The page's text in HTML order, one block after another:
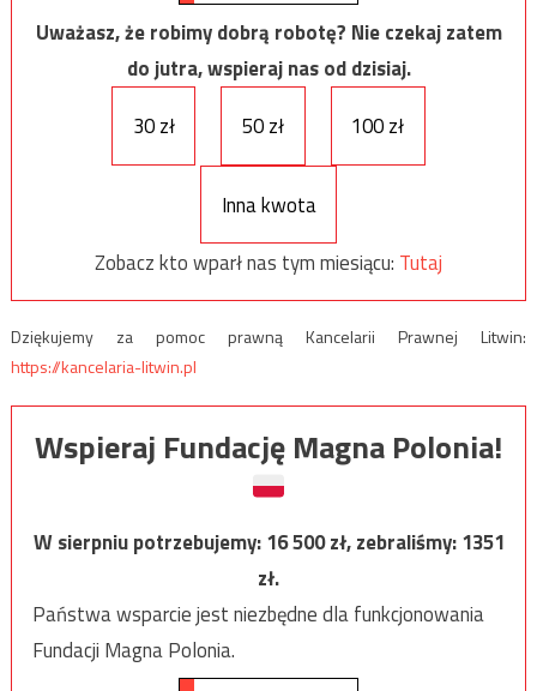
Uważasz, że robimy dobrą robotę? Nie czekaj zatem
do jutra, wspieraj nas od dzisiaj.
30 zł
50 zł 100 zł
Inna kwota
Zobacz kto wparł nas tym miesiącu: Tutaj
Dziękujemy za pomoc prawną Kancelarii Prawnej Litwin:
https://kancelaria-litwin.pl
Wspieraj Fundację Magna Polonia!
W sierpniu potrzebujemy:16 500zł, zebraliśmy:1351
zł.
Państwa wsparcie jest niezbędne dla funkcjonowania
Fundacji Magna Polonia.